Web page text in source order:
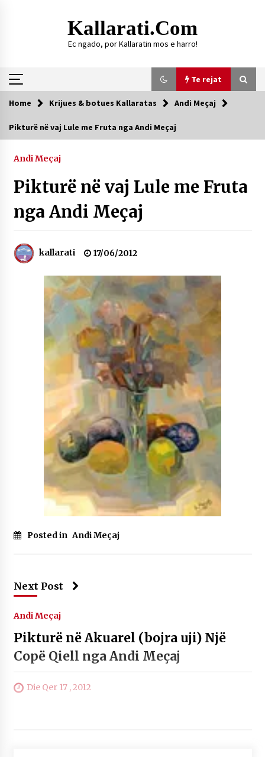
Kallarati.com
Ec ngado, por Kallaratin mos e harro!
Te rejat
Te rejat
SHOQATËS “KALLARATI”
Gazeta Kallarati nr. 118
07/07/2026
06/06/2026
NË KALLARAT, NË “FSHATIN E DJEGUR” U
ZHVILLUA EDICIONI I TRETË I PIKNIKU
PRANVEROR
26/05/2026
Gazeta Kallarati nr. 117
03/05/2026
Gazeta Kallarati nr. 116
28/01/2026
Mbi kockat e martirëve ngrihet Atdheu
17/10/2025
Gazeta Kallarati nr. 115
14/10/2025
Faksimilet e një 83 vjetori lufte: Çfarë shkruan
Vexhi Buharaja për Heroin e Popullit, Mumin
Selami.
04/10/2025
KALLARATI NË AKSIONET KOMBËTARE PËR
– ËNGJËLL HASIMAJ – “KUJTIMET E MIA PËR
KALLARATIN SI MËSUES I MATEMATIKËS, POR
12/09/2025
Gazeta Kallarati nr. 114
06/02/2025
Home Krijues & botues Kallaratas Andi Meçaj
Pikturë në vaj Lule me Fruta nga Andi Meçaj
Andi Meçaj
Pikturë në vaj Lule me Fruta
nga Andi Meçaj
kallarati 17/06/2012
Posted in Andi Meçaj
Next Post
Andi Meçaj
Pikturë në Akuarel (bojra uji) Një
Copë Qiell nga Andi Meçaj
Die Qer 17 , 2012